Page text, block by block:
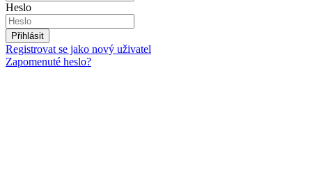
Heslo
Přihlásit
Registrovat se jako nový uživatel
Zapomenuté heslo?